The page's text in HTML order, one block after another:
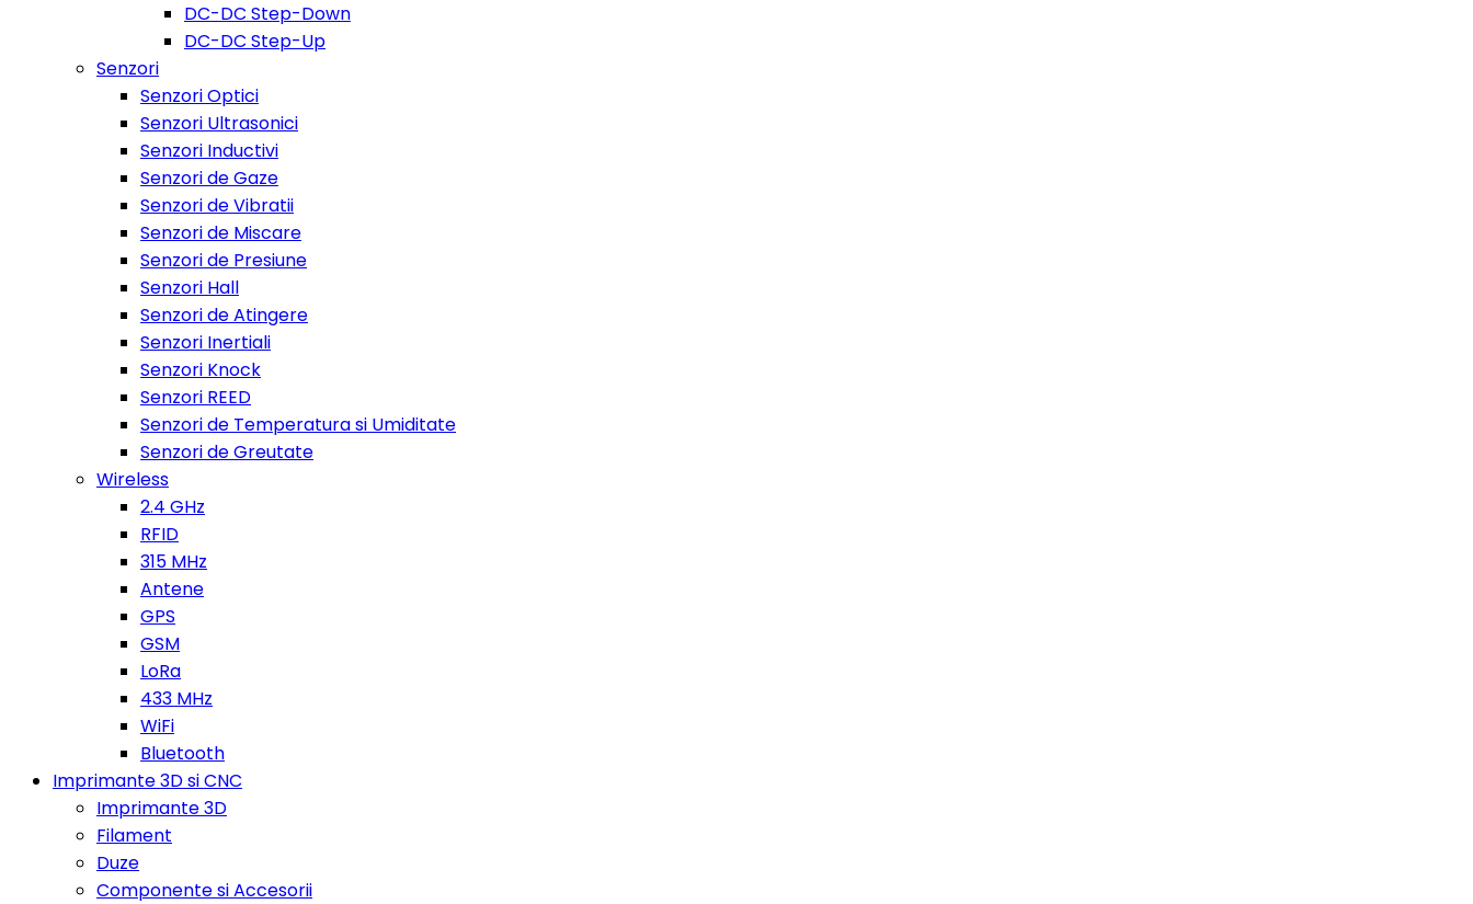
DC-DC Step-Down
DC-DC Step-Up
Senzori
Senzori Optici
Senzori Ultrasonici
Senzori Inductivi
Senzori de Gaze
Senzori de Vibratii
Senzori de Miscare
Senzori de Presiune
Senzori Hall
Senzori de Atingere
Senzori Inertiali
Senzori Knock
Senzori REED
Senzori de Temperatura si Umiditate
Senzori de Greutate
Wireless
2.4 GHz
RFID
315 MHz
Antene
GPS
GSM
LoRa
433 MHz
WiFi
Bluetooth
Imprimante 3D si CNC
Imprimante 3D
Filament
Duze
Componente si Accesorii